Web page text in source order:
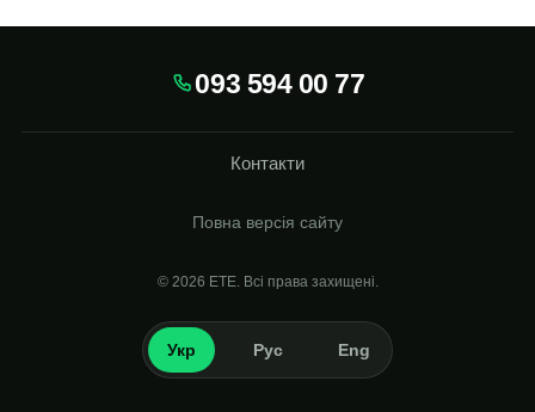
093 594 00 77
Контакти
Повна версія сайту
© 2026
Укр Рус Eng